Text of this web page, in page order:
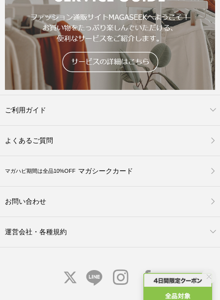
ご利用ガイド
よくあるご質問
マガハピ期間は全品10%OFF マガシークカード
お問い合わせ
運営会社・各種規約